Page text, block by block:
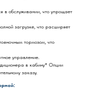
в обслуживании, что упрощает
загрузке, что расширяет
тормозом, что
управление.
в кабину* Опции
заказу.